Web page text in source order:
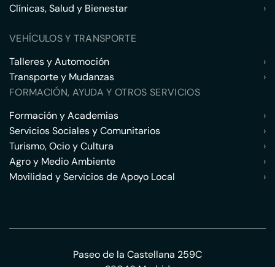
Clínicas, Salud y Bienestar
›
VEHÍCULOS Y TRANSPORTE
Talleres y Automoción
›
Transporte y Mudanzas
›
FORMACIÓN, AYUDA Y OTROS SERVICIOS
Formación y Academias
›
Servicios Sociales y Comunitarios
›
Turismo, Ocio y Cultura
›
Agro y Medio Ambiente
›
Movilidad y Servicios de Apoyo Local
›
Paseo de la Castellana 259C